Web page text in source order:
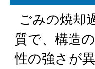
ごみの焼却
質で、構造
性の強さが